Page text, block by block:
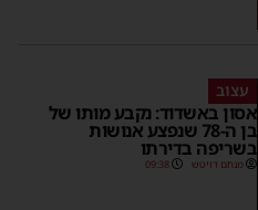
עצוב
אסון באשדוד: נקבע מותו של
בן ה-78 שנפצע אנושות
בשריפה בדירתו
מנחם דויטש 09:38